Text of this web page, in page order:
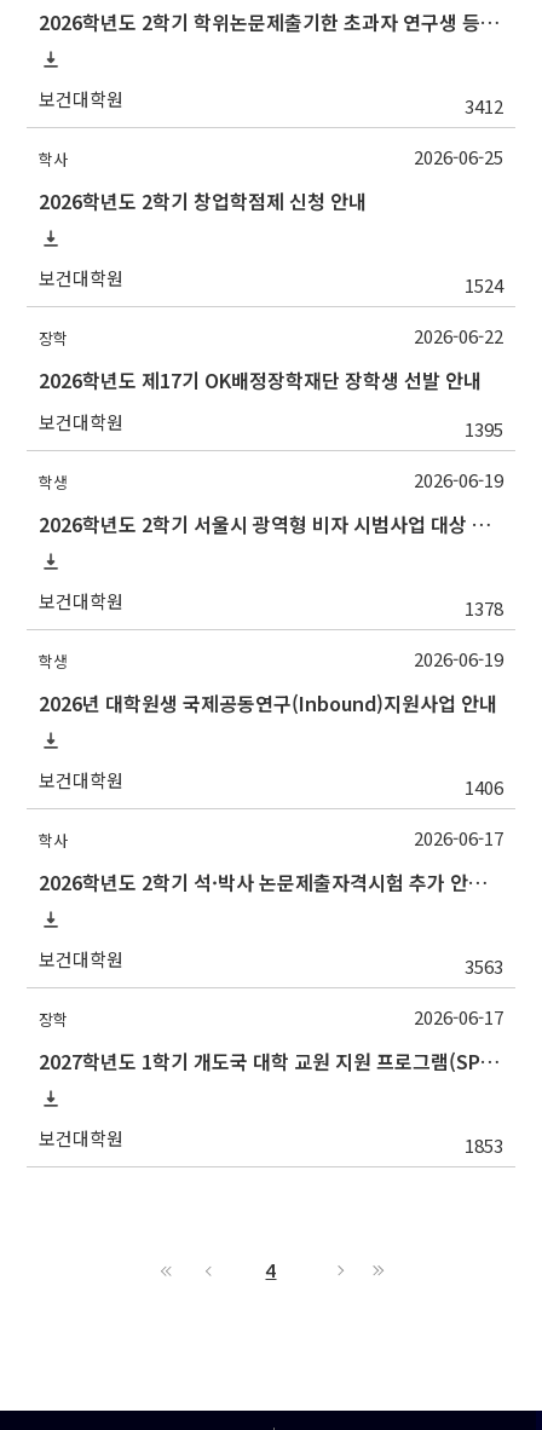
2026학년도 2학기 학위논문제출기한 초과자 연구생 등록 신청 안내[7/10(금)까지]
보건대학원 3412
학사
2026학년도 2학기 창업학점제 신청 안내
보건대학원 1524
2026-06-25
장학
2026학년도 제17기 OK배정장학재단 장학생 선발 안내
보건대학원 1395
2026-06-22
학생
2026학년도 2학기 서울시 광역형 비자 시범사업 대상 추천 안내
보건대학원 1378
2026-06-19
학생
2026년 대학원생 국제공동연구(Inbound)지원사업 안내
보건대학원 1406
2026-06-19
학사
2026학년도 2학기 석·박사 논문제출자격시험 추가 안내(석사 시험장소 변경 등)
보건대학원 3563
2026-06-17
장학
2027학년도 1학기 개도국 대학 교원 지원 프로그램(SPF)장학생 선발 안내
보건대학원 1853
2026-06-17
4